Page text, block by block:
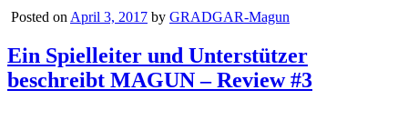
Posted on April 3, 2017 by GRADGAR-Magun
Ein Spielleiter und Unterstützer
beschreibt MAGUN – Review #3